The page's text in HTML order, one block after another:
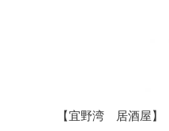
【宜野湾 居酒屋】